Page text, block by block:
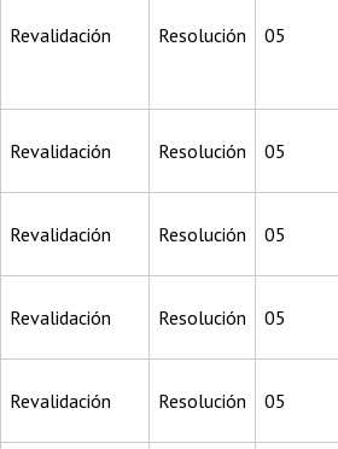
Revalidación Resolución 05
Revalidación Resolución 05
Revalidación Resolución 05
Revalidación Resolución 05
Revalidación Resolución 05